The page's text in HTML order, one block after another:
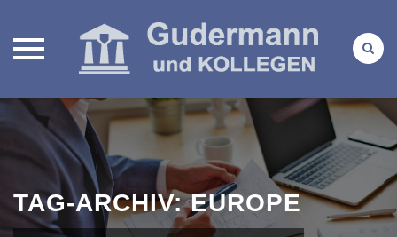
Direkt
Inhalt
TAG-ARCHIV:EUROPE